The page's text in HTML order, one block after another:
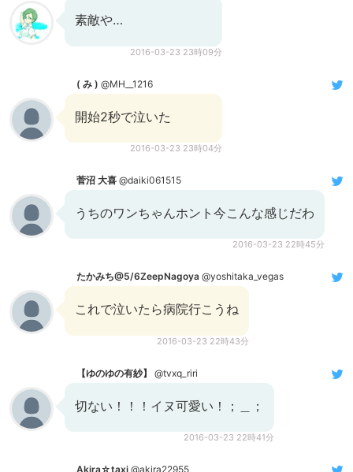
素敵や…
2016-03-23 23時09分
( み ) @MH__1216
開始2秒で泣いた
2016-03-23 23時04分
菅沼 大喜 @daiki061515
うちのワンちゃんホント今こんな感じだわ
2016-03-23 22時45分
たかみち@5/6ZeepNagoya @yoshitaka_vegas
これで泣いたら病院行こうね
2016-03-23 22時43分
【ゆのゆの有紗】 @tvxq_riri
切ない！！！イヌ可愛い！；＿；
2016-03-23 22時41分
Akira☆taxi @akira22955